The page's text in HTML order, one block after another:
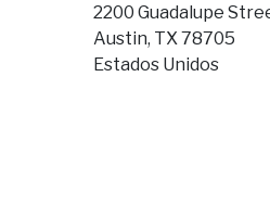
2200 Guadalupe
Austin, TX 78705
Estados Unidos